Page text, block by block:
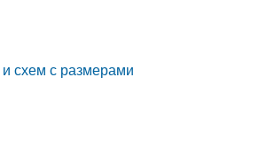
схем с размерами